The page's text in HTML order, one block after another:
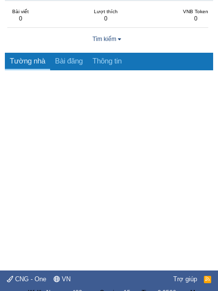
Bài viết
0
Lượt thích
0
VNB Token
0
Tìm kiếm
Tường nhà Bài đăng Thông tin
CNG - One VN Trợ giúp
R